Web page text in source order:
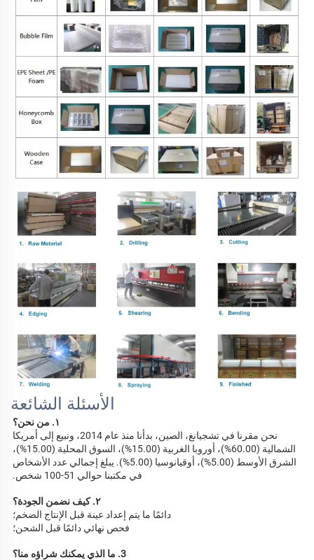
الأسئلة الشائعة
١. من نحن؟
في مكتبنا حوالي 51-100 شخص.
٢. كيف نضمن الجودة؟
دائمًا ما يتم إعداد عينة قبل الإنتاج الضخم؛
فحص نهائي دائمًا قبل الشحن؛
3. ما الذي يمكنك شراؤه منا؟